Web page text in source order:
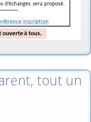
tout un